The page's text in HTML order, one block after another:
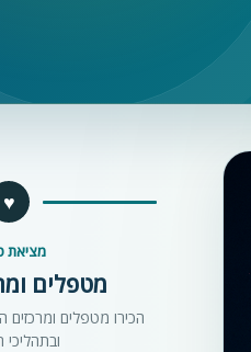
♥
מציאת
מטפלים
הכירו מטפלים